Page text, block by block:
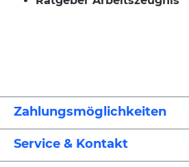
Zahlungsmöglichkeiten
Service & Kontakt